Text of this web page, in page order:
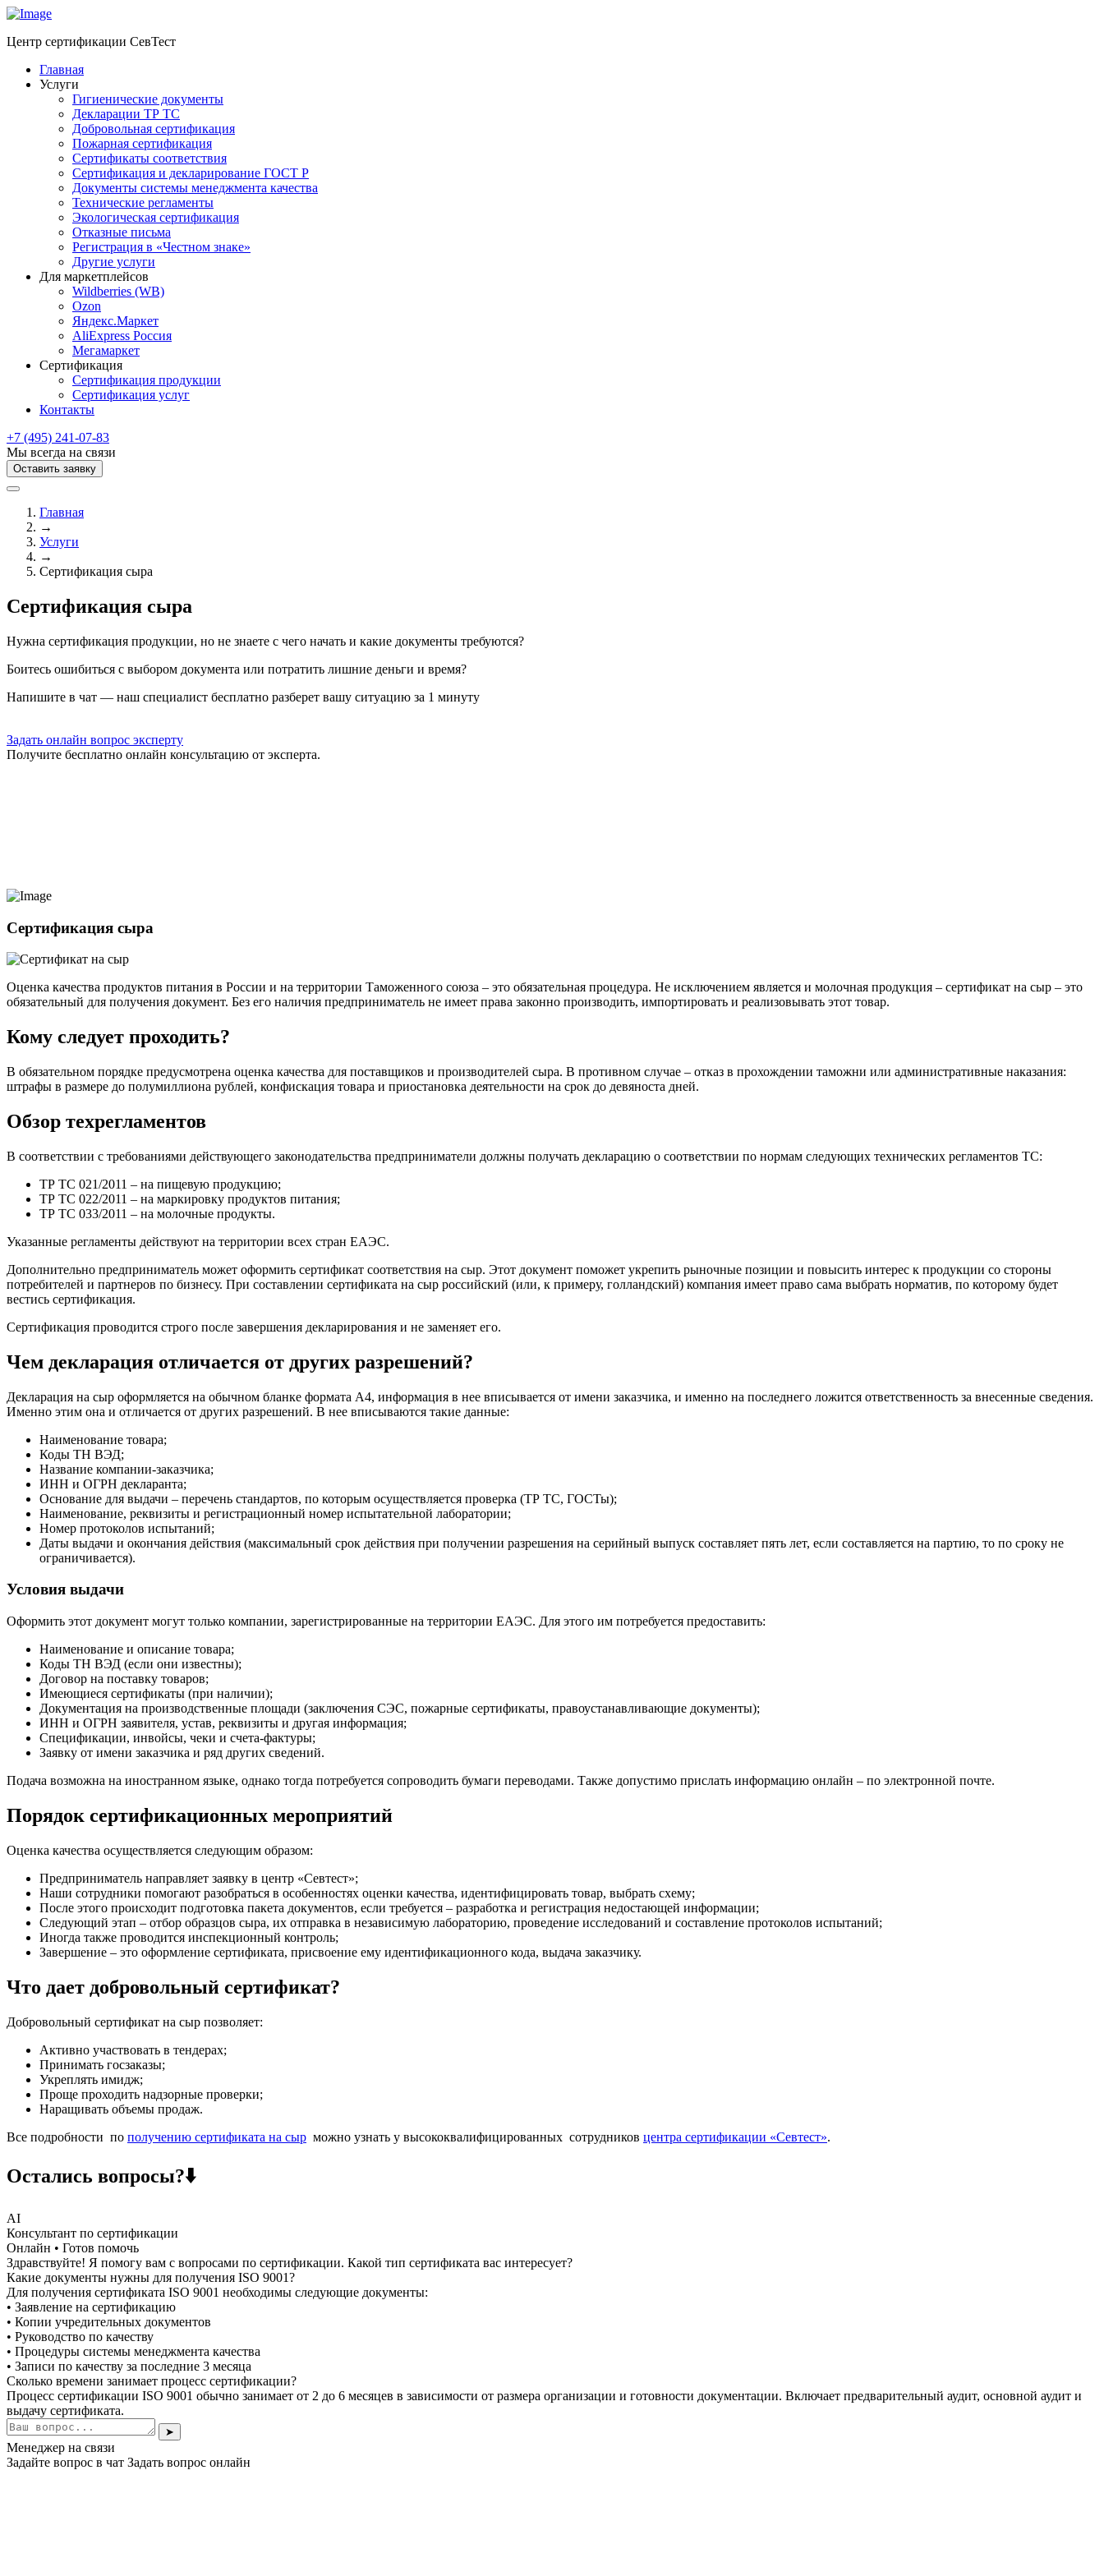
Центр сертификации СевТест
Главная
Услуги
Гигиенические документы
Декларации ТР ТС
Добровольная сертификация
Пожарная сертификация
Сертификаты соответствия
Сертификация и декларирование ГОСТ Р
Документы системы менеджмента качества
Технические регламенты
Экологическая сертификация
Отказные письма
Регистрация в «Честном знаке»
Другие услуги
Для маркетплейсов
Wildberries (WB)
Ozon
Яндекс.Маркет
AliExpress Россия
Мегамаркет
Сертификация
Сертификация продукции
Сертификация услуг
Контакты
+7 (495) 241-07-83
Мы всегда на связи
Оставить заявку
Главная
→
Услуги
→
Сертификация сыра
Сертификация сыра
Нужна сертификация продукции, но не знаете с чего начать и какие документы требуются?
Боитесь ошибиться с выбором документа или потратить лишние деньги и время?
Напишите в чат — наш специалист бесплатно разберет вашу ситуацию за 1 минуту
Задать онлайн вопрос эксперту
Получите бесплатно онлайн консультацию от эксперта.
Сертификация сыра
Оценка качества продуктов питания в России и на территории Таможенного союза – это обязательная процедура. Не исключением является и молочная продукция – сертификат на сыр – это
обязательный для получения документ. Без его наличия предприниматель не имеет права законно производить, импортировать и реализовывать этот товар.
Кому следует проходить?
В обязательном порядке предусмотрена оценка качества для поставщиков и производителей сыра. В противном случае – отказ в прохождении таможни или административные наказания:
штрафы в размере до полумиллиона рублей, конфискация товара и приостановка деятельности на срок до девяноста дней.
Обзор техрегламентов
В соответствии с требованиями действующего законодательства предприниматели должны получать декларацию о соответствии по нормам следующих технических регламентов ТС:
ТР ТС 021/2011 – на пищевую продукцию;
ТР ТС 022/2011 – на маркировку продуктов питания;
ТР ТС 033/2011 – на молочные продукты.
Указанные регламенты действуют на территории всех стран ЕАЭС.
Дополнительно предприниматель может оформить сертификат соответствия на сыр. Этот документ поможет укрепить рыночные позиции и повысить интерес к продукции со стороны
потребителей и партнеров по бизнесу. При составлении сертификата на сыр российский (или, к примеру, голландский) компания имеет право сама выбрать норматив, по которому будет
вестись сертификация.
Сертификация проводится строго после завершения декларирования и не заменяет его.
Чем декларация отличается от других разрешений?
Декларация на сыр оформляется на обычном бланке формата А4, информация в нее вписывается от имени заказчика, и именно на последнего ложится ответственность за внесенные сведения.
Именно этим она и отличается от других разрешений. В нее вписываются такие данные:
Наименование товара;
Коды ТН ВЭД;
Название компании-заказчика;
ИНН и ОГРН декларанта;
Основание для выдачи – перечень стандартов, по которым осуществляется проверка (ТР ТС, ГОСТы);
Наименование, реквизиты и регистрационный номер испытательной лаборатории;
Номер протоколов испытаний;
Даты выдачи и окончания действия (максимальный срок действия при получении разрешения на серийный выпуск составляет пять лет, если составляется на партию, то по сроку не
ограничивается).
Условия выдачи
Оформить этот документ могут только компании, зарегистрированные на территории ЕАЭС. Для этого им потребуется предоставить:
Наименование и описание товара;
Коды ТН ВЭД (если они известны);
Договор на поставку товаров;
Имеющиеся сертификаты (при наличии);
Документация на производственные площади (заключения СЭС, пожарные сертификаты, правоустанавливающие документы);
ИНН и ОГРН заявителя, устав, реквизиты и другая информация;
Спецификации, инвойсы, чеки и счета-фактуры;
Заявку от имени заказчика и ряд других сведений.
Подача возможна на иностранном языке, однако тогда потребуется сопроводить бумаги переводами. Также допустимо прислать информацию онлайн – по электронной почте.
Порядок сертификационных мероприятий
Оценка качества осуществляется следующим образом:
Предприниматель направляет заявку в центр «Севтест»;
Наши сотрудники помогают разобраться в особенностях оценки качества, идентифицировать товар, выбрать схему;
После этого происходит подготовка пакета документов, если требуется – разработка и регистрация недостающей информации;
Следующий этап – отбор образцов сыра, их отправка в независимую лабораторию, проведение исследований и составление протоколов испытаний;
Иногда также проводится инспекционный контроль;
Завершение – это оформление сертификата, присвоение ему идентификационного кода, выдача заказчику.
Что дает добровольный сертификат?
Добровольный сертификат на сыр позволяет:
Активно участвовать в тендерах;
Принимать госзаказы;
Укреплять имидж;
Проще проходить надзорные проверки;
Наращивать объемы продаж.
Все подробности по получению сертификата на сыр можно узнать у высококвалифицированных сотрудников центра сертификации «Севтест».
Остались вопросы?⬇️
AI
Консультант по сертификации
Онлайн • Готов помочь
Здравствуйте! Я помогу вам с вопросами по сертификации. Какой тип сертификата вас интересует?
Какие документы нужны для получения ISO 9001?
Для получения сертификата ISO 9001 необходимы следующие документы:
• Заявление на сертификацию
• Копии учредительных документов
• Руководство по качеству
• Процедуры системы менеджмента качества
• Записи по качеству за последние 3 месяца
Сколько времени занимает процесс сертификации?
Процесс сертификации ISO 9001 обычно занимает от 2 до 6 месяцев в зависимости от размера организации и готовности документации. Включает предварительный аудит, основной аудит и
выдачу сертификата.
➤
Менеджер на связи
Задайте вопрос в чат Задать вопрос онлайн